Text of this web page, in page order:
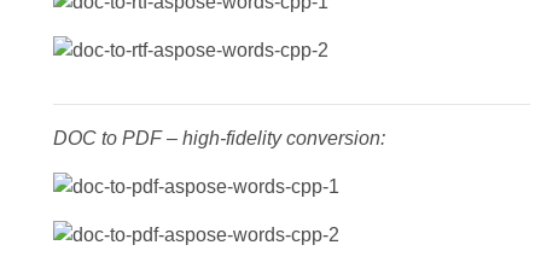
DOC to PDF – high-fidelity conversion: